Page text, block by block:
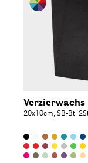
Verzierwachs
20x10cm, SB-Btl